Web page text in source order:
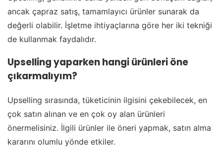
ancak çapraz satış, tamamlayıcı ürünler sunarak da
değerli olabilir. İşletme ihtiyaçlarına göre her iki tekniği
de kullanmak faydalıdır.
Upselling yaparken hangi ürünleri öne
çıkarmalıyım?
Upselling sırasında, tüketicinin ilgisini çekebilecek, en
çok satın alınan ve en çok oy alan ürünleri
önermelisiniz. İlgili ürünler ile öneri yapmak, satın alma
kararını olumlu yönde etkiler.